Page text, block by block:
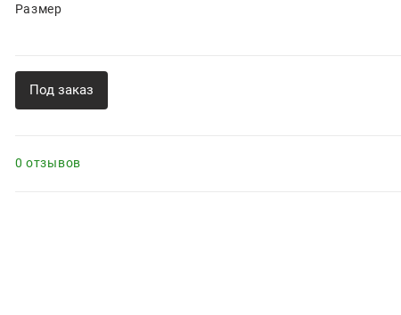
Размер
Под заказ
0 отзывов